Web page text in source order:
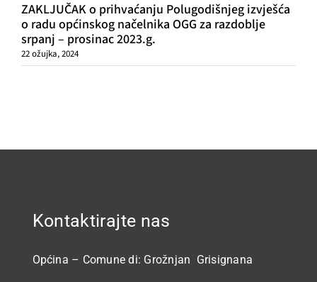
ZAKLJUČAK o prihvaćanju Polugodišnjeg izvješća
o radu općinskog načelnika OGG za razdoblje
srpanj – prosinac 2023.g.
22 ožujka, 2024
Kontaktirajte nas
Općina – Comune di: Grožnjan Grisignana